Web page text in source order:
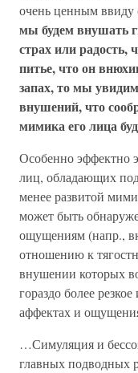
очень ценным ввиду
мы будем внушать
страх или радость,
питье, что он
запах, то мы
внушений, что
мимика его лица
Особенно эффектно
лиц, обладающих
менее развитой
может быть
ощущениям (напр.,
отношению к
внушении которых
гораздо более
аффектах и
…Симуляция и
главных подводных